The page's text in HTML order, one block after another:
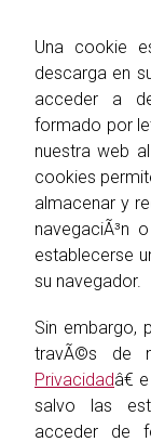
Una cookie
descarga en
acceder a
formado por
nuestra web
cookies
almacenar y
navegaciÃ³n
establecerse
su navegador.
Sin embargo,
travÃ©s de
Privacidadâ€
salvo las
acceder de